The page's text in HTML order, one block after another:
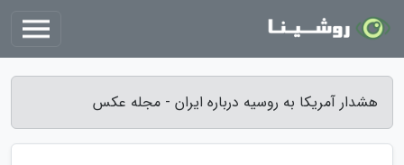
هشدار آمریکا به روسیه درباره ایران - مجله عکس